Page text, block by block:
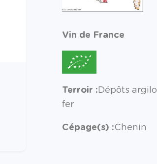
Vin de France
Terroir :Dépôts
fer
Cépage(s) :Chenin